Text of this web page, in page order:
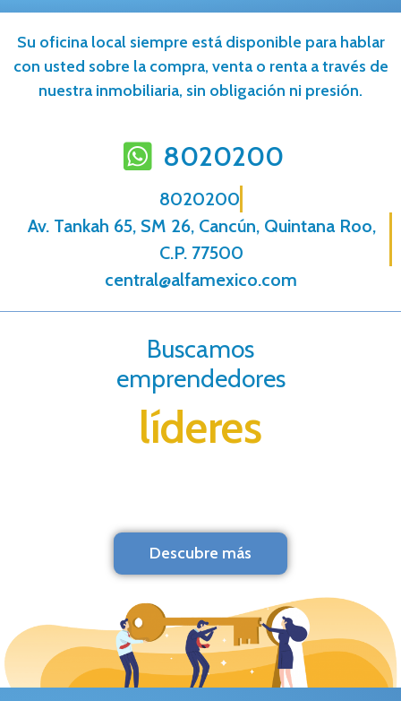
Su oficina local siempre está disponible para hablar
con usted sobre la compra, venta o renta a través de
nuestra inmobiliaria, sin obligación ni presión.
8020200
8020200
Av. Tankah 65, SM 26, Cancún, Quintana Roo,
C.P. 77500
central@alfamexico.com
Buscamos
emprendedores
líderes
Descubre más